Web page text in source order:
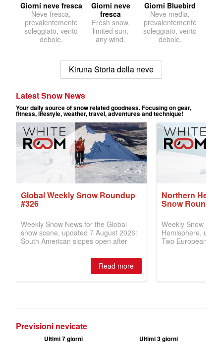
Giorni neve fresca
Neve fresca,
prevalentemente
soleggiato, vento
debole.
Giorni neve
fresca
Fresh snow,
limited sun,
any wind.
Giorni Bluebird
Neve media,
prevalentemente
soleggiato, vento
debole.
Kiruna Storia della neve
Previsioni nevicate
Ultimi 7 giorni Ultimi 3 giorni